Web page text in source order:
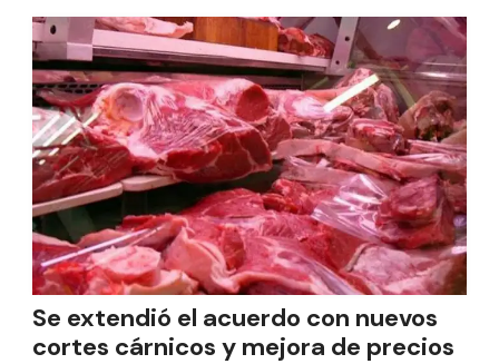
Se extendió el acuerdo con nuevos
cortes cárnicos y mejora de precios